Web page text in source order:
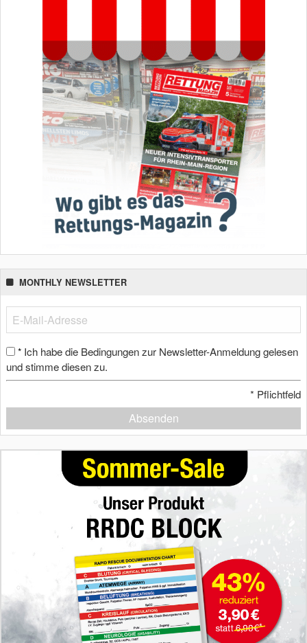
MONTHLY NEWSLETTER
* Ich habe die Bedingungen zur Newsletter-Anmeldung gelesen
und stimme diesen zu.
* Pflichtfeld
Absenden